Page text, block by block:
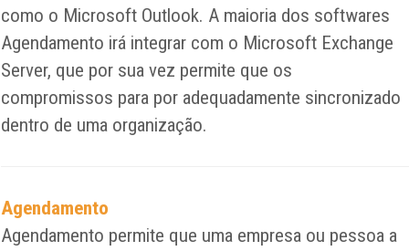
como o Microsoft Outlook. A maioria dos softwares
Agendamento irá integrar com o Microsoft Exchange
Server, que por sua vez permite que os
compromissos para por adequadamente sincronizado
dentro de uma organização.
Agendamento
Agendamento permite que uma empresa ou pessoa a